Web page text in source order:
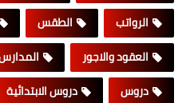
الرواتب
الطقس
العقود والاجور
دروس
دروس الابتدائية